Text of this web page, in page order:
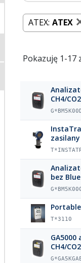
ATEX: ATEX
Pokazuję 1-17
CH4/
bez
T*3110
CH4/
ppm)/